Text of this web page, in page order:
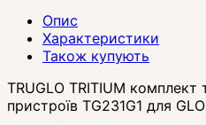
Опис
Характеристики
Також купують
TRUGLO TRITIUM комплект
пристроїв TG231G1 для